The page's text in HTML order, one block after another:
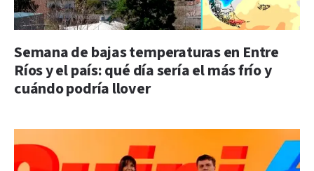
Semana de bajas temperaturas en Entre
Ríos y el país: qué día sería el más frío y
cuándo podría llover